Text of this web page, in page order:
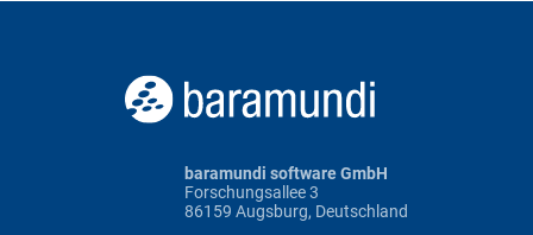
baramundi software GmbH
Forschungsallee 3
86159 Augsburg, Deutschland